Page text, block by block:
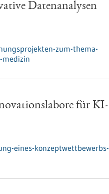
Datenanalysen
zum-thema-
medizin
für KI-
eines-konzeptwettbewerbs-